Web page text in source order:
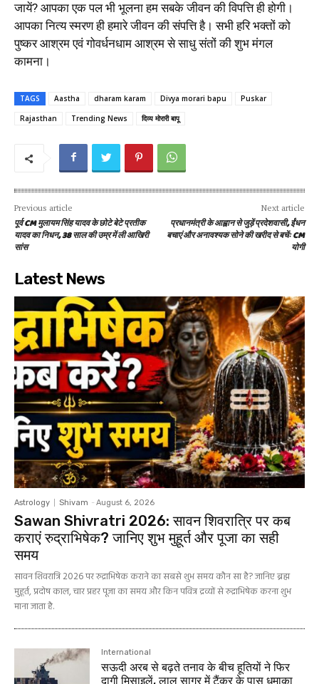
जायें? आपका एक पल भी भूलना हम सबके जीवन की विपत्ति ही होगी।
आपका नित्य स्मरण ही हमारे जीवन की संपत्ति है। सभी हरि भक्तों को
पुष्कर आश्रम एवं गोवर्धनधाम आश्रम से साधु संतों की शुभ मंगल
कामना।
TAGS Aastha dharam karam Divya morari bapu
Puskar
Rajasthan
Trending News दिव्य मोरारी बापू
Previous article
पूर्व CM मुलायम सिंह यादव के छोटे बेटे प्रतीक
यादव का निधन, 38 साल की उम्र में ली आखिरी
सांस
Next article
प्रधानमंत्री के आह्वान से जुड़ें प्रदेशवासी, ईंधन
बचाएं और अनावश्यक सोने की खरीद से बचेंः CM
योगी
Latest News
Astrology Shivam - August 6, 2026
Sawan Shivratri 2026: सावन शिवरात्रि पर कब
कराएं रुद्राभिषेक? जानिए शुभ मुहूर्त और पूजा का सही
समय
सावन शिवरात्रि 2026 पर रुद्राभिषेक कराने का सबसे शुभ समय कौन सा है? जानिए ब्रह्म
मुहूर्त, प्रदोष काल, चार प्रहर पूजा का समय और किन पवित्र द्रव्यों से रुद्राभिषेक करना शुभ
माना जाता है.
International
सऊदी अरब से बढ़ते तनाव के बीच हूतियों ने फिर
दागी मिसाइलें, लाल सागर में टैंकर के पास धमाका